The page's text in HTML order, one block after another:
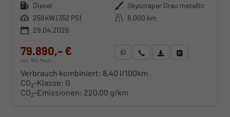
Kraftstoff Diesel Außenfarbe Skyscraper Grau metallic
Leistung 259 kW (352 PS) Kilometerstand 8.000 km
29.04.2026
79.890,– €
incl. 19% MwSt.
WhatsApp anfragen
Wir rufen Sie anFahrzeugexposé (PDF)
Verbrauch kombiniert: 8,40 l/100km
CO2-Klasse: G
CO2-Emissionen: 220,00 g/km